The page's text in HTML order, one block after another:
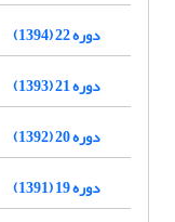
دوره 22 (1394)
دوره 21 (1393)
دوره 20 (1392)
دوره 19 (1391)